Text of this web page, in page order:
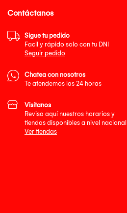
Contáctanos
Sigue tu pedido
Facil y rápido solo con tu DNI
Seguir pedido
Chatea con nosotros
Te atendemos las 24 horas
Visítanos
Revisa aquí nuestros horarios y
tiendas disponibles a nivel nacional
Ver tiendas